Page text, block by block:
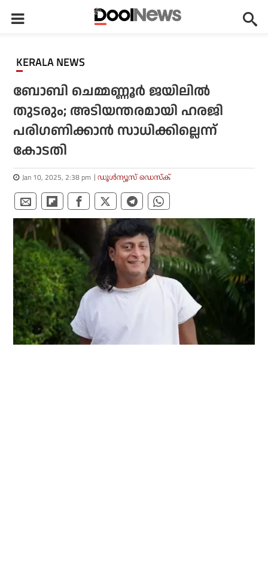
KERALA NEWS
ബോബി ചെമ്മണ്ണൂർ ജയിലിൽ
തുടരും; അടിയന്തരമായി ഹരജി
പരിഗണിക്കാൻ സാധിക്കില്ലെന്ന്
കോടതി
Jan 10, 2025, 2:38 pm ഡൂള്‍ന്യൂസ് ഡെസ്‌ക്